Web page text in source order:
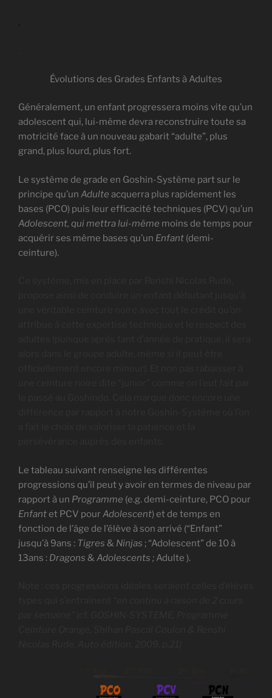
.
Évolutions des Grades Enfants à Adultes
Généralement, un enfant progressera moins vite qu’un
adolescent qui, lui-même devra reconstruire toute sa
motricité face à un nouveau gabarit “adulte”, plus
grand, plus lourd, plus fort.
Le système de grade en Goshin-Système part sur le
principe qu’un Adulte acquerra plus rapidement les
bases (PCO) puis leur efficacité techniques (PCV) qu’un
Adolescent, qui mettra lui-même moins de temps pour
acquérir ses même bases qu’un Enfant (demi-
ceinture).
Le tableau suivant renseigne les différentes
progressions qu’il peut y avoir en termes de niveau par
rapport à un Programme (e.g. demi-ceinture, PCO pour
Enfantet PCV pourAdolescent) et de temps en
fonction de l’âge de l’élève à son arrivé (“Enfant”
jusqu’à 9ans : Tigres & Ninjas ; “Adolescent” de 10 à
13ans : Dragons &Adolescents ; Adulte ).